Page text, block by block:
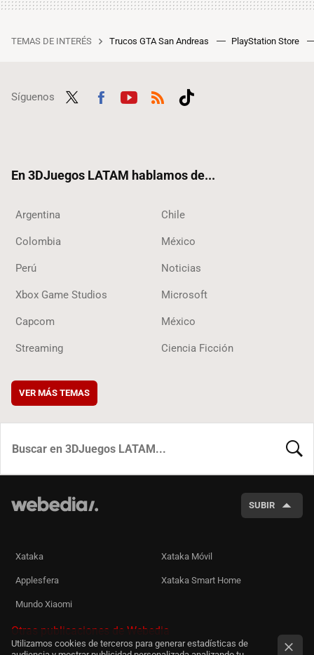
TEMAS DE INTERÉS Trucos GTA San Andreas PlayStation Store
Síguenos
En 3DJuegos LATAM hablamos de...
Argentina Chile
Colombia México
Perú Noticias
Xbox Game Studios Microsoft
Capcom México
Streaming Ciencia Ficción
VER MÁS TEMAS
SUBIR
Xataka Xataka Móvil
Applesfera Xataka Smart Home
Mundo Xiaomi
Otras publicaciones de Webedia
Utilizamos cookies de terceros para generar estadísticas de